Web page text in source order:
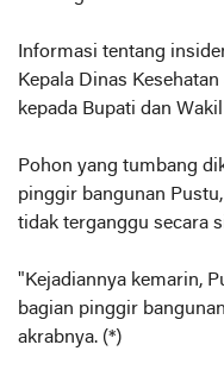
Informasi tentang
Kepala Dinas
kepada Bupati dan
Pohon yang tumbang
pinggir bangunan
tidak terganggu secara
"Kejadiannya kemarin,
bagian pinggir
akrabnya. (*)